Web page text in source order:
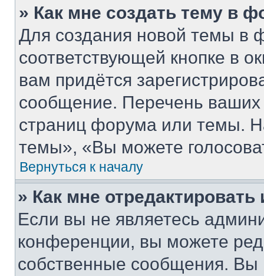
» Как мне создать тему в
Для создания новой темы в
соответствующей кнопке в
вам придётся
сообщение. Перечень ваших
страниц форума или темы.
темы», «Вы можете
Вернуться к началу
» Как мне
Если вы не являетесь
конференции, вы можете
собственные сообщения. Вы